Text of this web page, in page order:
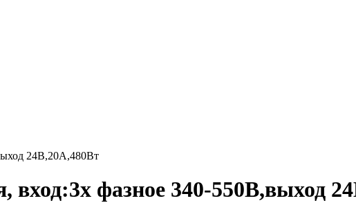
24В,20А,480Вт
вход:3х фазное 340-550В,выход